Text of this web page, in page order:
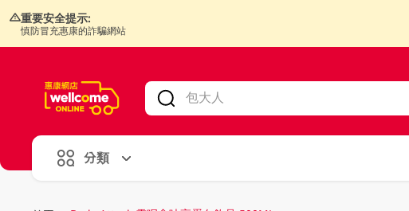
重要安全提示:
慎防冒充惠康的詐騙網站
分類